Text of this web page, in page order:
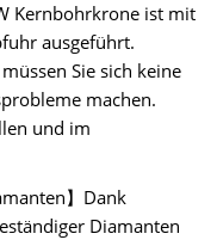
Kernbohrkrone ist mit
ausgeführt.
Sie sich keine
machen.
und im
】Dank
Diamanten